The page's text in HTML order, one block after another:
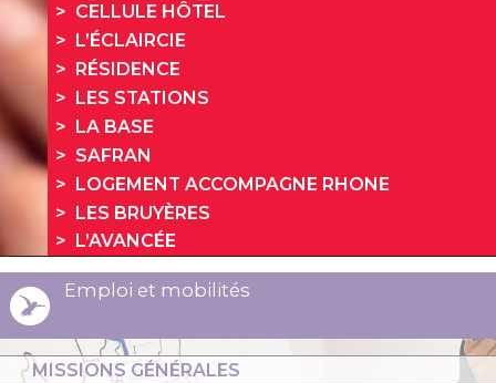
CELLULE HÔTEL
L’ÉCLAIRCIE
RÉSIDENCE
LES STATIONS
LA BASE
SAFRAN
LOGEMENT ACCOMPAGNE RHONE
LES BRUYÈRES
L’AVANCÉE
Emploi et mobilités
MISSIONS GÉNÉRALES